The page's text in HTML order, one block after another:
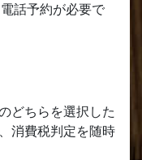
話予約が必要で
どちらを選択した
消費税判定を随時